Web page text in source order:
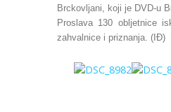
Brckovljani, koji je DVD-u
Proslava 130 obljetnice
zahvalnice i priznanja. (IĐ)